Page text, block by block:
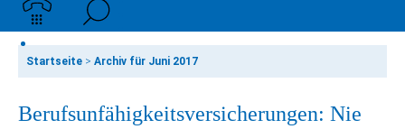
Startseite > Archiv für Juni 2017
Berufsunfähigkeitsversicherungen: Nie